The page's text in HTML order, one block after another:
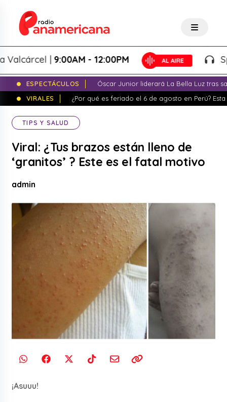
|9:00AM - 12:00PM
ESPECTÁCULOS
Óscar Junior liderará La Bella Luz tras
VIRALES
¿Por qué es feriado el 6 de agosto en Perú?
TIPS Y SALUD
Viral: ¿Tus brazos están lleno de
‘granitos’ ? Este es el fatal motivo
admin
¡Asuuu!